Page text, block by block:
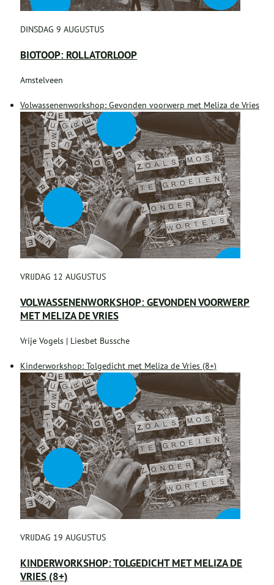
DINSDAG 9 AUGUSTUS
BIOTOOP: ROLLATORLOOP
Amstelveen
Volwassenenworkshop: Gevonden voorwerp met Meliza de Vries
VRIJDAG 12 AUGUSTUS
VOLWASSENENWORKSHOP: GEVONDEN VOORWERP
MET MELIZA DE VRIES
Vrije Vogels | Liesbet Bussche
Kinderworkshop: Tolgedicht met Meliza de Vries (8+)
VRIJDAG 19 AUGUSTUS
KINDERWORKSHOP: TOLGEDICHT MET MELIZA DE
VRIES (8+)